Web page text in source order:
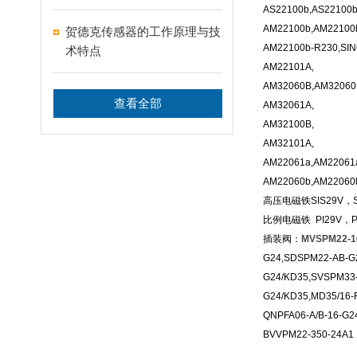
贺德克传感器的工作原理与技
术特点
查看全部
AM22100b-
AM22101A,
AM32061A,
AM32100B,
AM32101A,
高压电磁铁SIS29V，
比例电磁铁 PI29V，
插装阀： MVSPM22-
G24,SDSPM22-AB-
G24/
G24/KD35,MD35/16-
QNPFA06-A/B-16-
BVVPM22-350-24A1